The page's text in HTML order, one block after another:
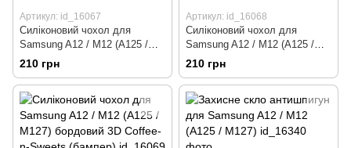
Артикул: id_16067
Силіконовий чохол для
Samsung A12 / M12 (A125 /
M127) коричневий 3D Coffee-n-
Sweets (бампер)
210 грн
Артикул: id_16068
Силіконовий чохол для
Samsung A12 / M12 (A125 /
M127) рожевий 3D Coffee-n-
Sweets (бампер)
210 грн